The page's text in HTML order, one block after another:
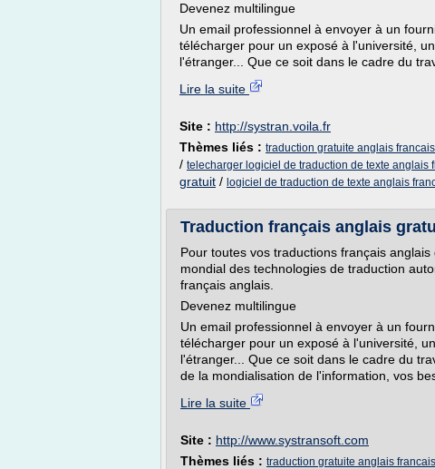
Devenez multilingue
Un email professionnel à envoyer à un
télécharger pour un exposé à l'université,
l'étranger... Que ce soit dans le cadre du
Lire la suite
Site : http://systran.voila.fr
Thèmes liés : traduction gratuite anglais
/ telecharger logiciel de traduction de texte anglais
gratuit / logiciel de traduction de texte anglais
Traduction français anglais
Pour toutes vos traductions français
mondial des technologies de traduction
français anglais.
Devenez multilingue
Un email professionnel à envoyer à un
télécharger pour un exposé à l'université,
l'étranger... Que ce soit dans le cadre du
de la mondialisation de l'information, vos
Lire la suite
Site : http://www.systransoft.com
Thèmes liés : traduction gratuite anglais